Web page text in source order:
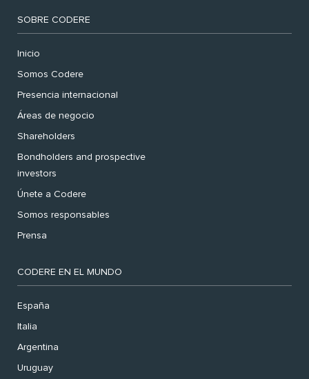
SOBRE CODERE
Inicio
Somos Codere
Presencia internacional
Áreas de negocio
Shareholders
Bondholders and prospective
investors
Únete a Codere
Somos responsables
Prensa
CODERE EN EL MUNDO
España
Italia
Argentina
Uruguay